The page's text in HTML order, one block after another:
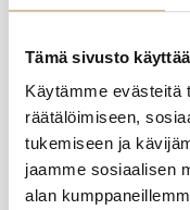
Tämä sivusto
Käytämme evästeitä
räätälöimiseen,
tukemiseen ja
jaamme sosiaalisen
alan
AP
Varmistettu ostaja
Arja-Leena Parry